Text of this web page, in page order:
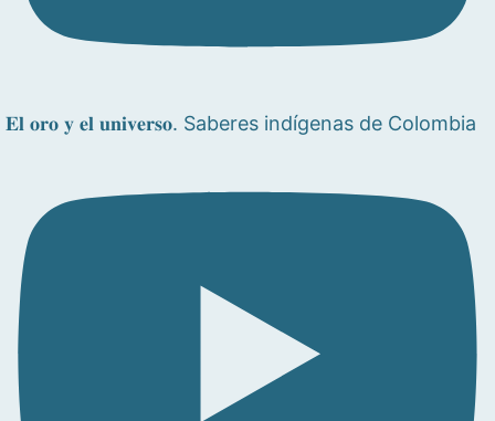
𝐄𝐥 𝐨𝐫𝐨 𝐲 𝐞𝐥 𝐮𝐧𝐢𝐯𝐞𝐫𝐬𝐨. Saberes indígenas de Colombia